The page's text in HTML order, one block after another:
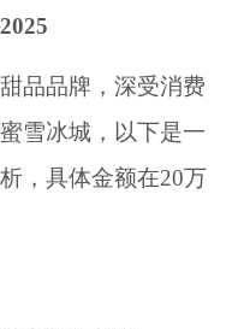
品牌，深受消费
雪冰城，以下是一
，具体金额在20万